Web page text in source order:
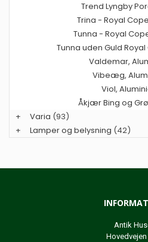
Trend Lyngby
Trina - Royal
Tunna - Royal
Tunna uden Guld
Valdemar,
Vibeæg,
Viol,
Åkjær Bing og
+
Varia (93)
+
Lamper og belysning (42)
Antik
Hovedvejen